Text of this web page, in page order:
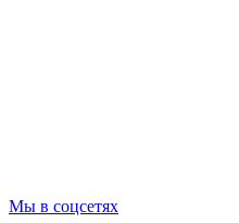
Мы в соцсетях